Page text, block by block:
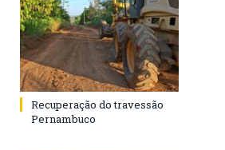
Recuperação do travessão
Pernambuco